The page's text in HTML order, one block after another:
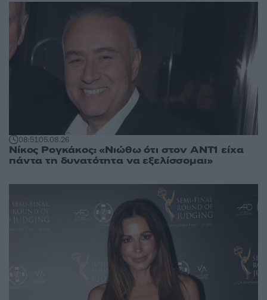
08:5105.08.26
Νίκος Ρογκάκος: «Νιώθω ότι στον ΑΝΤ1 είχα
πάντα τη δυνατότητα να εξελίσσομαι»